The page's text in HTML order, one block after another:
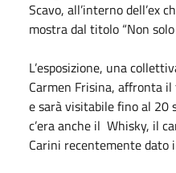
Scavo, all’interno dell’ex
mostra dal titolo “Non
L’esposizione, una
Carmen Frisina, affronta
e sarà visitabile fino al 20
c’era anche il Whisky, il
Carini recentemente dato